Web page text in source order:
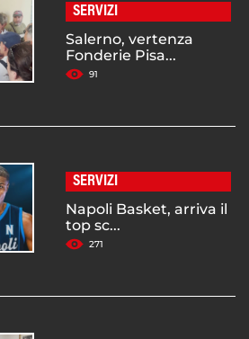
SERVIZI
Salerno, vertenza
Fonderie Pisa...
91
SERVIZI
Napoli Basket, arriva il
top sc...
271